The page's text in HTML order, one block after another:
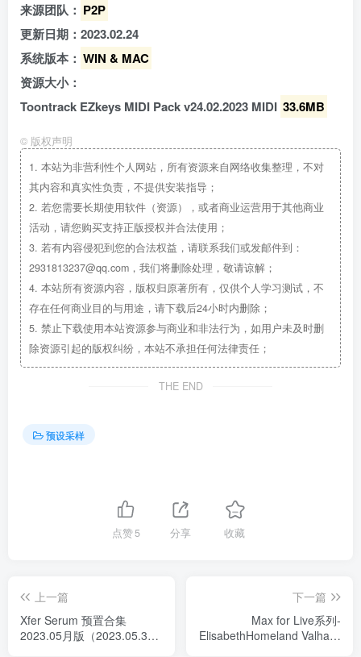
来源团队： P2P
更新日期：2023.02.24
系统版本： WIN & MAC
资源大小：
Toontrack EZkeys MIDI Pack v24.02.2023 MIDI 33.6MB
© 版权声明
1. 本站为非营利性个人网站，所有资源来自网络收集整理，不对
其内容和真实性负责，不提供安装指导；
2. 若您需要长期使用软件（资源），或者商业运营用于其他商业
活动，请您购买支持正版授权并合法使用；
3. 若有内容侵犯到您的合法权益，请联系我们或发邮件到：
2931813237@qq.com，我们将删除处理，敬请谅解；
4. 本站所有资源内容，版权归原著所有，仅供个人学习测试，不
存在任何商业目的与用途，请下载后24小时内删除；
5. 禁止下载使用本站资源参与商业和非法行为，如用户未及时删
除资源引起的版权纠纷，本站不承担任何法律责任；
THE END
预设采样
点赞5 分享 收藏
上一篇
Xfer Serum 预置合集
2023.05月版（2023.05.30
下一篇
Max for Live系列-
ElisabethHomeland Valhalla